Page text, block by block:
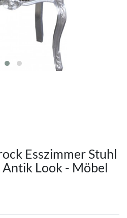
Esszimmer Stuhl
Antik Look - Möbel